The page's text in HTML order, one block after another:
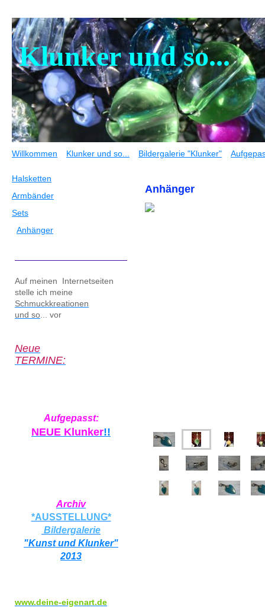
Klunker und so...
Willkommen Klunker und so... Bildergalerie "Klunker"
Anhänger
Halsketten
Armbänder
Sets
Anhänger
Auf meinen Internetseiten
stelle ich meine
Schmuckkreationen
und so... vor
Neue
TERMINE:
Aufgepasst:
NEUE Klunker!!
Archiv
*AUSSTELLUNG*
Bildergalerie
"Kunst und Klunker"
2013
www.deine-eigenart.de